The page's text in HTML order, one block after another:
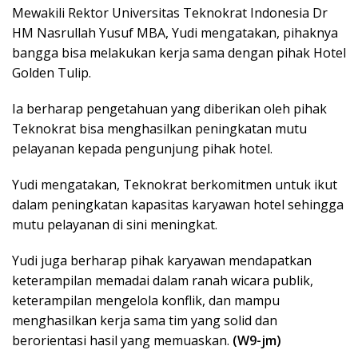
Mewakili Rektor Universitas Teknokrat Indonesia Dr
HM Nasrullah Yusuf MBA, Yudi mengatakan, pihaknya
bangga bisa melakukan kerja sama dengan pihak Hotel
Golden Tulip.
Ia berharap pengetahuan yang diberikan oleh pihak
Teknokrat bisa menghasilkan peningkatan mutu
pelayanan kepada pengunjung pihak hotel.
Yudi mengatakan, Teknokrat berkomitmen untuk ikut
dalam peningkatan kapasitas karyawan hotel sehingga
mutu pelayanan di sini meningkat.
Yudi juga berharap pihak karyawan mendapatkan
keterampilan memadai dalam ranah wicara publik,
keterampilan mengelola konflik, dan mampu
menghasilkan kerja sama tim yang solid dan
berorientasi hasil yang memuaskan. (W9-jm)